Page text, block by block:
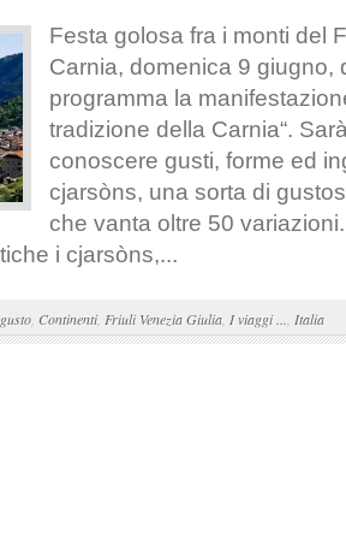
Festa golosa fra i monti del
Carnia, domenica 9 giugno,
programma la
tradizione della Carnia“.
conoscere gusti, forme ed
cjarsòns, una sorta di
che vanta oltre 50
i cjarsòns,...
gusto Continenti, Friuli Venezia Giulia I viaggi ... Italia